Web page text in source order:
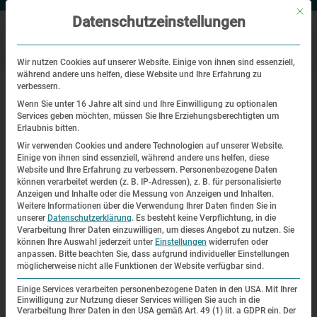
Startseite |
Rundgang
KZ-Gedenkstätte Dachau (2,5h)
Mit
Datenschutzeinstellungen
Wir nutzen Cookies auf unserer Website. Einige von ihnen sind essenziell,
während andere uns helfen, diese Website und Ihre Erfahrung zu
verbessern.
Wenn Sie unter 16 Jahre alt sind und Ihre Einwilligung zu optionalen
Services geben möchten, müssen Sie Ihre Erziehungsberechtigten um
Erlaubnis bitten.
Wir verwenden Cookies und andere Technologien auf unserer Website.
Einige von ihnen sind essenziell, während andere uns helfen, diese
Website und Ihre Erfahrung zu verbessern. Personenbezogene Daten
können verarbeitet werden (z. B. IP-Adressen), z. B. für personalisierte
Anzeigen und Inhalte oder die Messung von Anzeigen und Inhalten.
Weitere Informationen über die Verwendung Ihrer Daten finden Sie in
unserer Datenschutzerklärung. Es besteht keine Verpflichtung, in die
Verarbeitung Ihrer Daten einzuwilligen, um dieses Angebot zu nutzen. Sie
können Ihre Auswahl jederzeit unter Einstellungen widerrufen oder
anpassen. Bitte beachten Sie, dass aufgrund individueller Einstellungen
möglicherweise nicht alle Funktionen der Website verfügbar sind.
Einige Services verarbeiten personenbezogene Daten in den USA. Mit Ihrer
Einwilligung zur Nutzung dieser Services willigen Sie auch in die
Verarbeitung Ihrer Daten in den USA gemäß Art. 49 (1) lit. a GDPR ein. Der